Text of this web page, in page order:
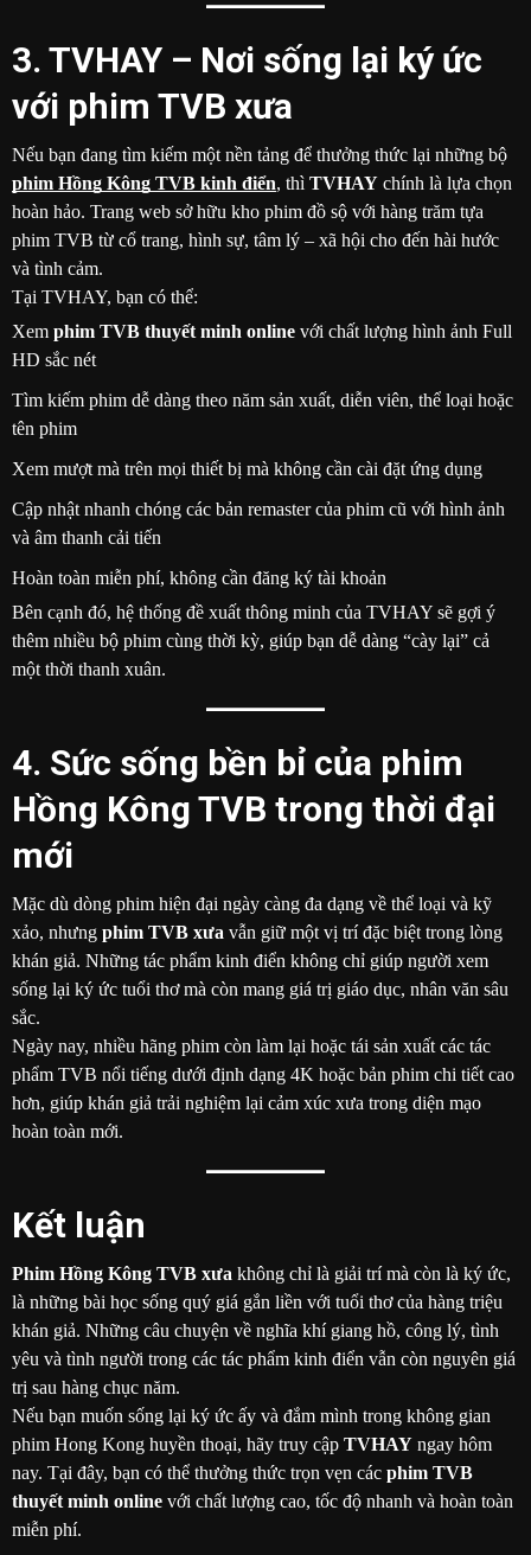
3. TVHAY – Nơi sống lại ký ức
với phim TVB xưa
Nếu bạn đang tìm kiếm một nền tảng để thưởng thức lại những bộ
phim Hồng Kông TVB kinh điển, thì TVHAY chính là lựa chọn
hoàn hảo. Trang web sở hữu kho phim đồ sộ với hàng trăm tựa
phim TVB từ cổ trang, hình sự, tâm lý – xã hội cho đến hài hước
và tình cảm.
Tại TVHAY, bạn có thể:
Xem phim TVB thuyết minh online với chất lượng hình ảnh Full
HD sắc nét
Tìm kiếm phim dễ dàng theo năm sản xuất, diễn viên, thể loại hoặc
tên phim
Xem mượt mà trên mọi thiết bị mà không cần cài đặt ứng dụng
Cập nhật nhanh chóng các bản remaster của phim cũ với hình ảnh
và âm thanh cải tiến
Hoàn toàn miễn phí, không cần đăng ký tài khoản
Bên cạnh đó, hệ thống đề xuất thông minh của TVHAY sẽ gợi ý
thêm nhiều bộ phim cùng thời kỳ, giúp bạn dễ dàng “cày lại” cả
một thời thanh xuân.
4. Sức sống bền bỉ của phim
Hồng Kông TVB trong thời đại
mới
Mặc dù dòng phim hiện đại ngày càng đa dạng về thể loại và kỹ
xảo, nhưng phim TVB xưa vẫn giữ một vị trí đặc biệt trong lòng
khán giả. Những tác phẩm kinh điển không chỉ giúp người xem
sống lại ký ức tuổi thơ mà còn mang giá trị giáo dục, nhân văn sâu
sắc.
Ngày nay, nhiều hãng phim còn làm lại hoặc tái sản xuất các tác
phẩm TVB nổi tiếng dưới định dạng 4K hoặc bản phim chi tiết cao
hơn, giúp khán giả trải nghiệm lại cảm xúc xưa trong diện mạo
hoàn toàn mới.
Kết luận
Phim Hồng Kông TVB xưa không chỉ là giải trí mà còn là ký ức,
là những bài học sống quý giá gắn liền với tuổi thơ của hàng triệu
khán giả. Những câu chuyện về nghĩa khí giang hồ, công lý, tình
yêu và tình người trong các tác phẩm kinh điển vẫn còn nguyên giá
trị sau hàng chục năm.
Nếu bạn muốn sống lại ký ức ấy và đắm mình trong không gian
phim Hong Kong huyền thoại, hãy truy cập TVHAY ngay hôm
nay. Tại đây, bạn có thể thưởng thức trọn vẹn các phim TVB
thuyết minh online với chất lượng cao, tốc độ nhanh và hoàn toàn
miễn phí.